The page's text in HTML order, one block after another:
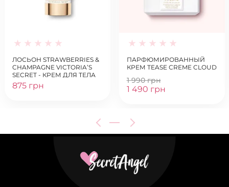
ЛОСЬОН STRAWBERRIES &
CHAMPAGNE VICTORIA’S
SECRET - КРЕМ ДЛЯ ТЕЛА
875 грн
ПАРФЮМИРОВАННЫЙ
КРЕМ TEASE СREME CLOUD
1 990 грн
1 490 грн